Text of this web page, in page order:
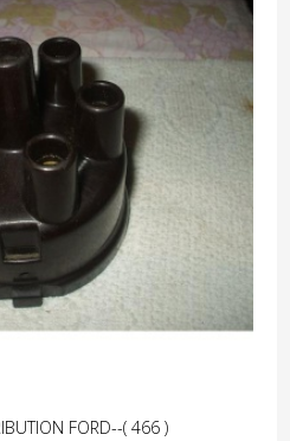
FORD--( 466 )